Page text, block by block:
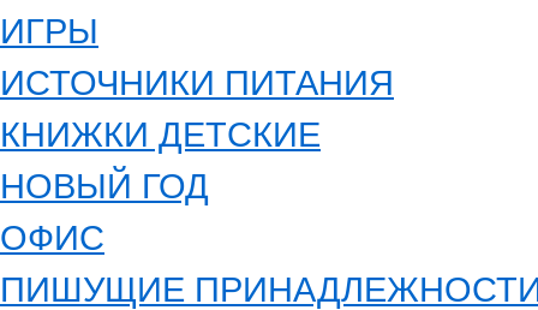
ИГРЫ
ИСТОЧНИКИ ПИТАНИЯ
КНИЖКИ ДЕТСКИЕ
НОВЫЙ ГОД
ОФИС
ПИШУЩИЕ